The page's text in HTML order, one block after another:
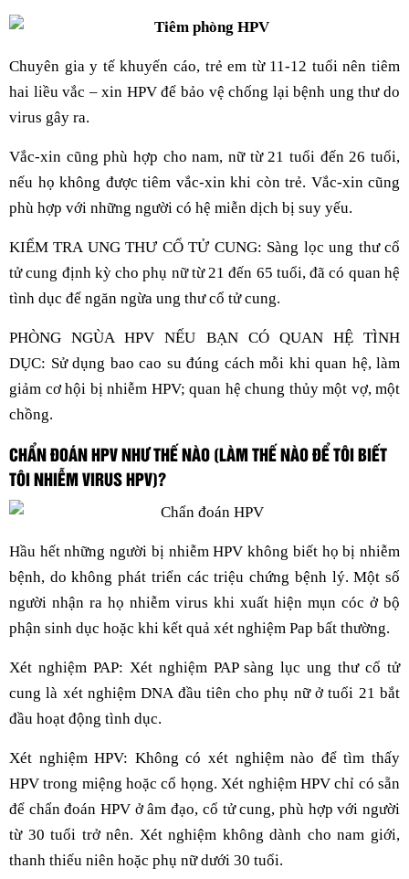
Chuyên gia y tế khuyến cáo, trẻ em từ 11-12 tuổi nên tiêm
hai liều vắc – xin HPV để bảo vệ chống lại bệnh ung thư do
virus gây ra.
Vắc-xin cũng phù hợp cho nam, nữ từ 21 tuổi đến 26 tuổi,
nếu họ không được tiêm vắc-xin khi còn trẻ. Vắc-xin cũng
phù hợp với những người có hệ miễn dịch bị suy yếu.
KIỂM TRA UNG THƯ CỔ TỬ CUNG: Sàng lọc ung thư cổ
tử cung định kỳ cho phụ nữ từ 21 đến 65 tuổi, đã có quan hệ
tình dục để ngăn ngừa ung thư cổ tử cung.
PHÒNG NGÙA HPV NẾU BẠN CÓ QUAN HỆ TÌNH
DỤC: Sử dụng bao cao su đúng cách mỗi khi quan hệ, làm
giảm cơ hội bị nhiễm HPV; quan hệ chung thủy một vợ, một
chồng.
CHẨN ĐOÁN HPV NHƯ THẾ NÀO (LÀM THẾ NÀO ĐỂ TÔI BIẾT
TÔI NHIỄM VIRUS HPV)?
Hầu hết những người bị nhiễm HPV không biết họ bị nhiễm
bệnh, do không phát triển các triệu chứng bệnh lý. Một số
người nhận ra họ nhiễm virus khi xuất hiện mụn cóc ở bộ
phận sinh dục hoặc khi kết quả xét nghiệm Pap bất thường.
Xét nghiệm PAP: Xét nghiệm PAP sàng lục ung thư cổ tử
cung là xét nghiệm DNA đầu tiên cho phụ nữ ở tuổi 21 bắt
đầu hoạt động tình dục.
Xét nghiệm HPV: Không có xét nghiệm nào để tìm thấy
HPV trong miệng hoặc cổ họng. Xét nghiệm HPV chỉ có sẵn
để chẩn đoán HPV ở âm đạo, cổ tử cung, phù hợp với người
từ 30 tuổi trở nên. Xét nghiệm không dành cho nam giới,
thanh thiếu niên hoặc phụ nữ dưới 30 tuổi.